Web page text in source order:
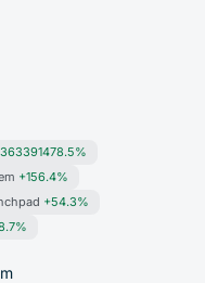
+156.4%
+54.3%